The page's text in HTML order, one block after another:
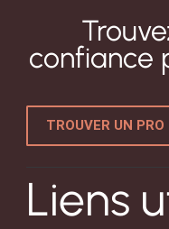
confiance
TROUVER UN PRO
Liens